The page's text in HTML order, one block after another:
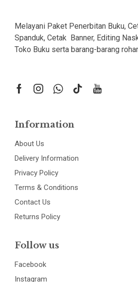
Melayani Paket Penerbitan Buku,
Spanduk, Cetak Banner, Editing
Toko Buku serta barang-barang
Information
About Us
Delivery Information
Privacy Policy
Terms & Conditions
Contact Us
Returns Policy
Follow us
Facebook
Instagram